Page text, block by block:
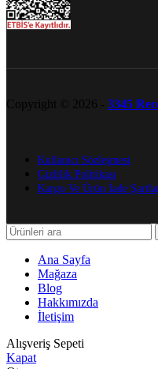
Copyright © 2026 - 3345
Kullanıcı Sözleşmesi
Gizlilik Politikası
Kargo Ve Ürün İade
Ana Sayfa
Mağaza
Blog
Hakkımızda
İletişim
Alışveriş Sepeti
Kapat